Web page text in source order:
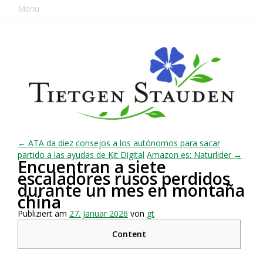
Menu
← ATA da diez consejos a los autónomos para sacar
partido a las ayudas de Kit Digital Amazon es: Naturlider →
Encuentran a siete
escaladores rusos perdidos
durante un mes en montaña
china
Publiziert am 27. Januar 2026 von gt
Content